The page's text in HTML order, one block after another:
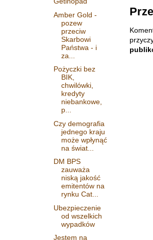
Amber Gold -
pozew
przeciw
Skarbowi
Państwa - i
za...
Pożyczki bez
BIK,
chwilówki,
kredyty
niebankowe,
p...
Czy demografia
jednego kraju
może wpłynąć
na świat...
DM BPS
zauważa
niską jakość
emitentów na
rynku Cat...
Ubezpieczenie
od wszelkich
wypadków
Jestem na